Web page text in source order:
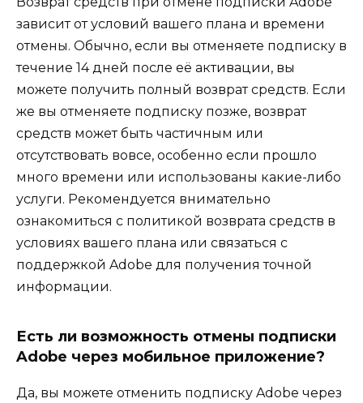
зависит от условий вашего плана и времени
отмены. Обычно, если вы отменяете подписку в
течение 14 дней после её активации, вы
можете получить полный возврат средств. Если
же вы отменяете подписку позже, возврат
средств может быть частичным или
отсутствовать вовсе, особенно если прошло
много времени или использованы какие-либо
услуги. Рекомендуется внимательно
ознакомиться с политикой возврата средств в
условиях вашего плана или связаться с
поддержкой Adobe для получения точной
информации.
Есть ли возможность отмены подписки
Adobe через мобильное приложение?
Да, вы можете отменить подписку Adobe через